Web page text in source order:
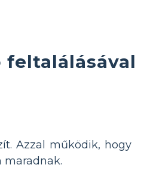
feltalálásával
Azzal működik, hogy
maradnak.